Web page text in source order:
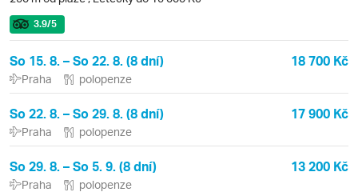
3.9/5
So 15. 8. – So 22. 8. (8 dní) 18 700 Kč
Praha polopenze
So 22. 8. – So 29. 8. (8 dní) 17 900 Kč
Praha polopenze
So 29. 8. – So 5. 9. (8 dní) 13 200 Kč
Praha polopenze